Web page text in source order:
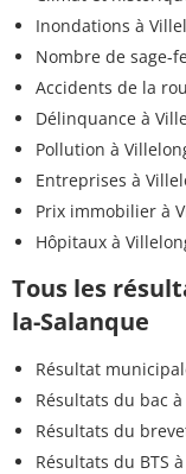
Inondations à
Nombre de sage-
Accidents de la
Délinquance à
Pollution à
Entreprises à
Prix immobilier à
Hôpitaux à
Tous les
la-Salanque
Résultat
Résultats du bac
Résultats du
Résultats du BTS